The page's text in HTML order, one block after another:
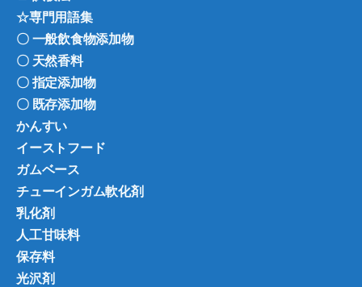
☆専門用語集
〇 一般飲食物添加物
〇 天然香料
〇 指定添加物
〇 既存添加物
かんすい
イーストフード
ガムベース
チューインガム軟化剤
乳化剤
人工甘味料
保存料
光沢剤